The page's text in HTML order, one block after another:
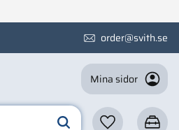
order@svith.se
Mina sidor
Favoriter